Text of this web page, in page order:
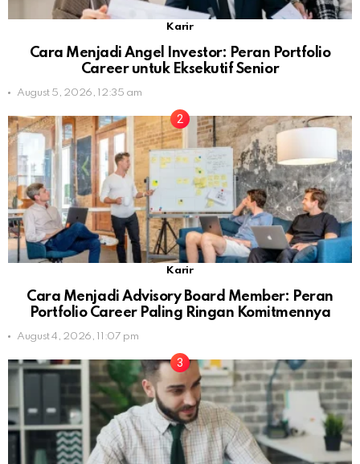
Karir
Cara Menjadi Angel Investor: Peran Portfolio
Career untuk Eksekutif Senior
August 5, 2026, 12:35 am
Karir
Cara Menjadi Advisory Board Member: Peran
Portfolio Career Paling Ringan Komitmennya
August 4, 2026, 11:07 pm